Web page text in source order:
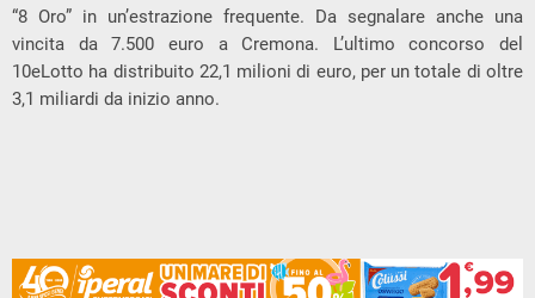
“8 Oro” in un’estrazione frequente. Da segnalare anche una
vincita da 7.500 euro a Cremona. L’ultimo concorso del
10eLotto ha distribuito 22,1 milioni di euro, per un totale di oltre
3,1 miliardi da inizio anno.